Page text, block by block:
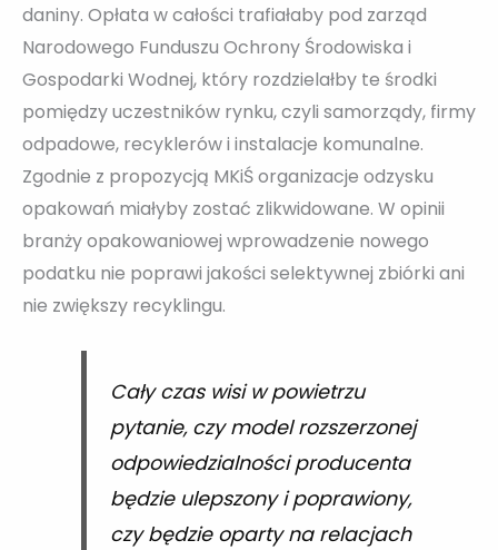
daniny. Opłata w całości trafiałaby pod zarząd
Narodowego Funduszu Ochrony Środowiska i
Gospodarki Wodnej, który rozdzielałby te środki
pomiędzy uczestników rynku, czyli samorządy, firmy
odpadowe, recyklerów i instalacje komunalne.
Zgodnie z propozycją MKiŚ organizacje odzysku
opakowań miałyby zostać zlikwidowane. W opinii
branży opakowaniowej wprowadzenie nowego
podatku nie poprawi jakości selektywnej zbiórki ani
nie zwiększy recyklingu.
Cały czas wisi w powietrzu
pytanie, czy model rozszerzonej
odpowiedzialności producenta
będzie ulepszony i poprawiony,
czy będzie oparty na relacjach